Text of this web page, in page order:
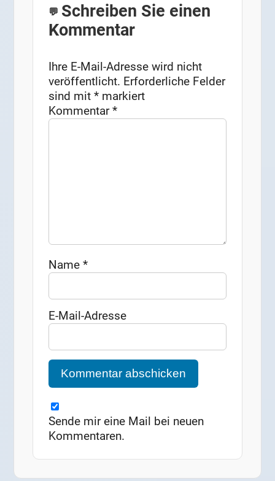
Schreiben Sie einen
Kommentar
Ihre E-Mail-Adresse wird nicht
veröffentlicht. Erforderliche Felder
sind mit* markiert
Kommentar*
Name*
E-Mail-Adresse
Sende mir eine Mail bei neuen
Kommentaren.